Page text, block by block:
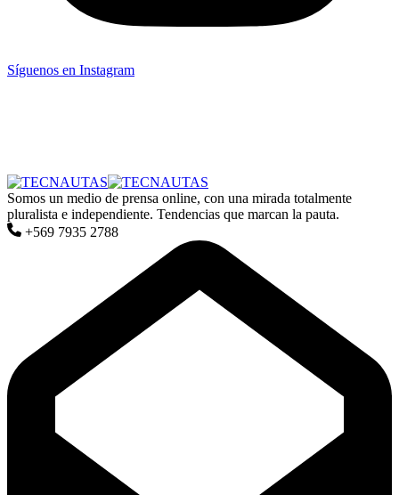
Síguenos en Instagram
Somos un medio de prensa online, con una mirada totalmente
pluralista e independiente. Tendencias que marcan la pauta.
+569 7935 2788